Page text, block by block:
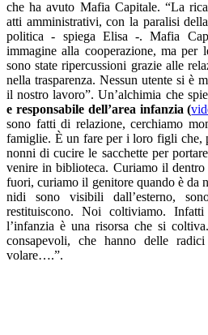
che ha avuto Mafia Capitale. “La
atti amministrativi, con la paralisi
politica - spiega Elisa -. Mafia
immagine alla cooperazione, ma per
sono state ripercussioni grazie alle
nella trasparenza. Nessun utente si è
il nostro lavoro”. Un’alchimia che
e responsabile dell’area infanzia (
sono fatti di relazione, cerchiamo
famiglie. È un fare per i loro figli che,
nonni di cucire le sacchette per
venire in biblioteca. Curiamo il
fuori, curiamo il genitore quando è da
nidi sono visibili dall’esterno,
restituiscono. Noi coltiviamo.
l’infanzia è una risorsa che si
consapevoli, che hanno delle
volare….”.